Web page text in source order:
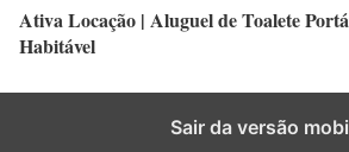
Ativa Locação | Aluguel de Toalete
Habitável
Sair da versão